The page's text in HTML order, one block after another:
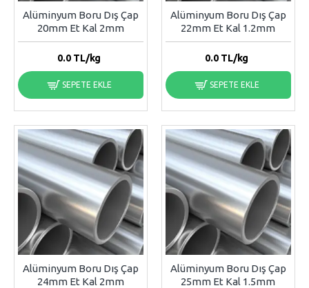
Alüminyum Boru Dış Çap
20mm Et Kal 2mm
0.0TL/kg
SEPETE EKLE
Alüminyum Boru Dış Çap
22mm Et Kal 1.2mm
0.0TL/kg
SEPETE EKLE
Alüminyum Boru Dış Çap
24mm Et Kal 2mm
Alüminyum Boru Dış Çap
25mm Et Kal 1.5mm